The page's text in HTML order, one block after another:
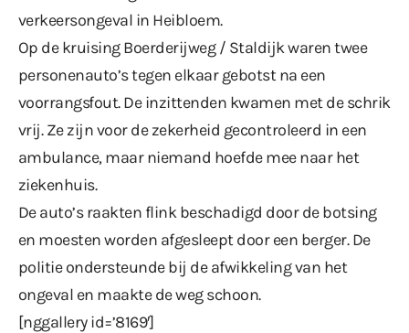
verkeersongeval in Heibloem.
Op de kruising Boerderijweg / Staldijk waren twee
personenauto’s tegen elkaar gebotst na een
voorrangsfout. De inzittenden kwamen met de schrik
vrij. Ze zijn voor de zekerheid gecontroleerd in een
ambulance, maar niemand hoefde mee naar het
ziekenhuis.
De auto’s raakten flink beschadigd door de botsing
en moesten worden afgesleept door een berger. De
politie ondersteunde bij de afwikkeling van het
ongeval en maakte de weg schoon.
[nggallery id=’8169′]